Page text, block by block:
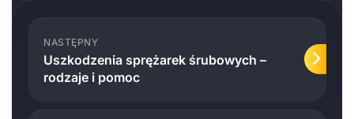
NASTĘPNY
Uszkodzenia sprężarek śrubowych –
rodzaje i pomoc